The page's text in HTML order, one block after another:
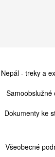
Nepál - treky a
Samoobslužné
Dokumenty ke
Všeobecné